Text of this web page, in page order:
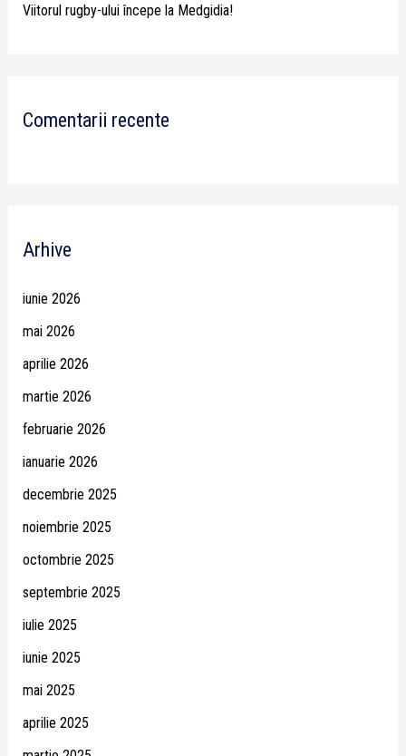
Viitorul rugby-ului începe la Medgidia!
Comentarii recente
Arhive
iunie 2026
mai 2026
aprilie 2026
martie 2026
februarie 2026
ianuarie 2026
decembrie 2025
noiembrie 2025
octombrie 2025
septembrie 2025
iulie 2025
iunie 2025
mai 2025
aprilie 2025